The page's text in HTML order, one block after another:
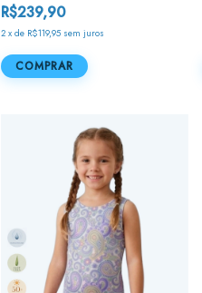
R$239,90
2 xde R$119,95 sem juros
COMPRAR